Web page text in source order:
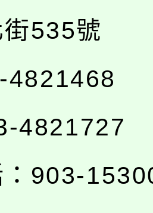
535號
4821468
4821727
：903-